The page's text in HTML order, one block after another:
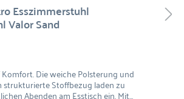
Esszimmerstuhl
Valor Sand
Polsterung und
strukturierte Stoffbezug laden zu
Abenden am Esstisch ein. Mit